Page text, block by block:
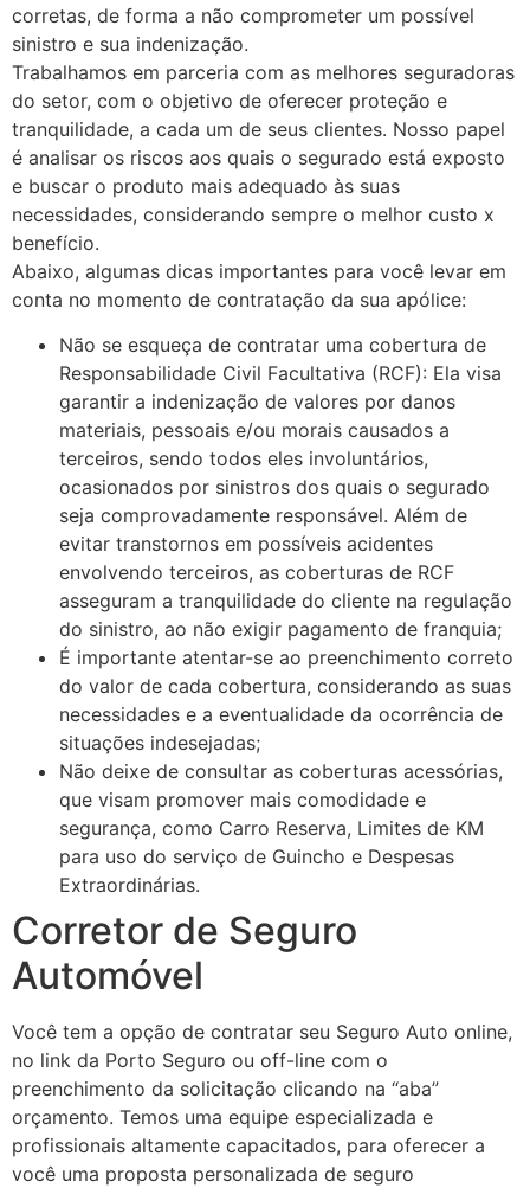
corretas, de forma a não comprometer um possível
sinistro e sua indenização.
Trabalhamos em parceria com as melhores seguradoras
do setor, com o objetivo de oferecer proteção e
tranquilidade, a cada um de seus clientes. Nosso papel
é analisar os riscos aos quais o segurado está exposto
e buscar o produto mais adequado às suas
necessidades, considerando sempre o melhor custo x
benefício.
Abaixo, algumas dicas importantes para você levar em
conta no momento de contratação da sua apólice:
Não se esqueça de contratar uma cobertura de
Responsabilidade Civil Facultativa (RCF): Ela visa
garantir a indenização de valores por danos
materiais, pessoais e/ou morais causados a
terceiros, sendo todos eles involuntários,
ocasionados por sinistros dos quais o segurado
seja comprovadamente responsável. Além de
evitar transtornos em possíveis acidentes
envolvendo terceiros, as coberturas de RCF
asseguram a tranquilidade do cliente na regulação
do sinistro, ao não exigir pagamento de franquia;
É importante atentar-se ao preenchimento correto
do valor de cada cobertura, considerando as suas
necessidades e a eventualidade da ocorrência de
situações indesejadas;
Não deixe de consultar as coberturas acessórias,
que visam promover mais comodidade e
segurança, como Carro Reserva, Limites de KM
para uso do serviço de Guincho e Despesas
Extraordinárias.
Corretor de Seguro
Automóvel
Você tem a opção de contratar seu Seguro Auto online,
no link da Porto Seguro ou off-line com o
preenchimento da solicitação clicando na “aba”
orçamento. Temos uma equipe especializada e
profissionais altamente capacitados, para oferecer a
você uma proposta personalizada de seguro